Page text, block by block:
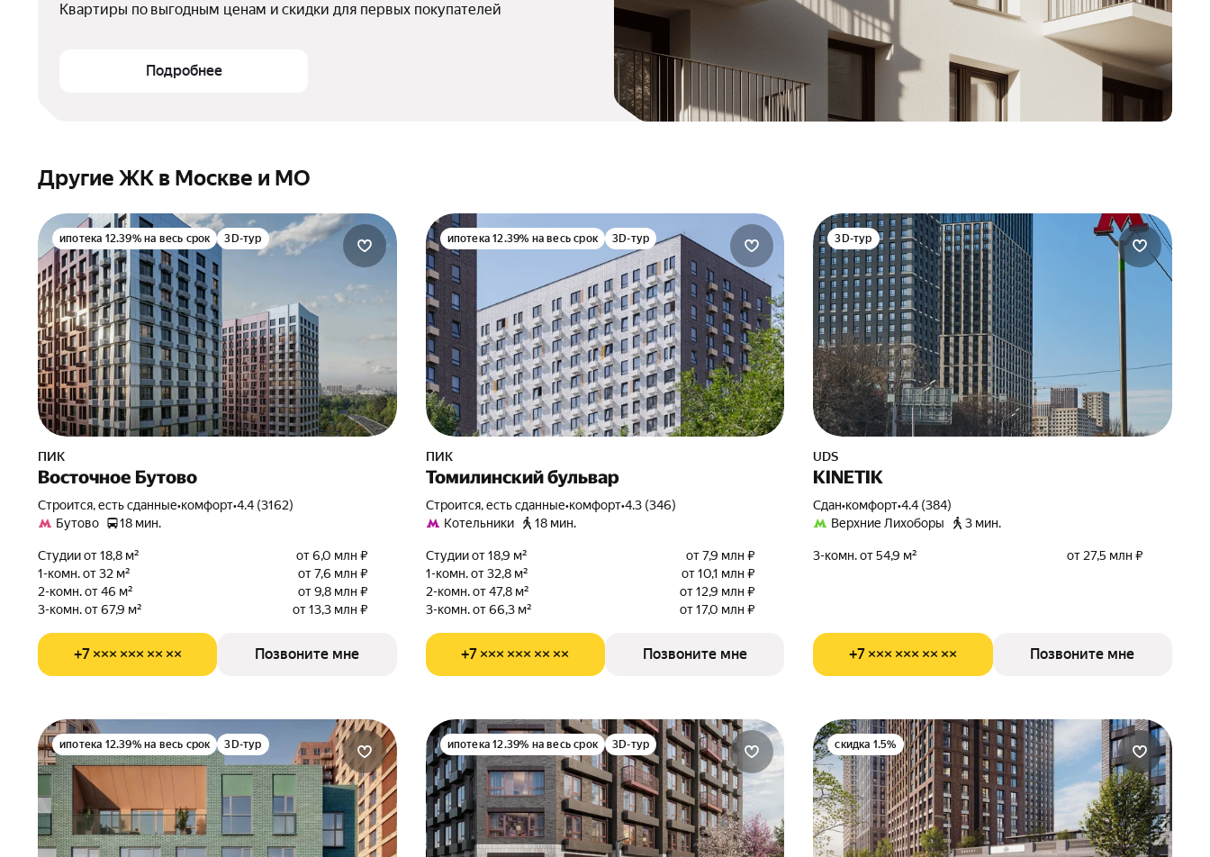
Квартиры по выгодным ценам и скидки для первых покупателей
Подробнее
Другие ЖК в Москве и МО
ипотека 12.39% на весь срок 3D-тур
ПИК
Восточное Бутово
Строится, есть сданные•комфорт•4.4 (3162)
Бутово
18 мин.
Студии от 18,8 м²
от 6,0 млн ₽
1-комн. от 32 м²
от 7,6 млн ₽
2-комн. от 46 м²
от 9,8 млн ₽
3-комн. от 67,9 м²
от 13,3 млн ₽
+7 ××× ××× ×× ×× Позвоните мне
ипотека 12.39% на весь срок 3D-тур
ПИК
Томилинский бульвар
Строится, есть сданные•комфорт•4.3 (346)
Котельники
18 мин.
Студии от 18,9 м²
от 7,9 млн ₽
1-комн. от 32,8 м²
от 10,1 млн ₽
2-комн. от 47,8 м²
от 12,9 млн ₽
3-комн. от 66,3 м²
от 17,0 млн ₽
+7 ××× ××× ×× ×× Позвоните мне
3D-тур
UDS
KINETIK
Сдан•комфорт•4.4 (384)
Верхние Лихоборы
3 мин.
3-комн. от 54,9 м² от 27,5 млн ₽
+7 ××× ××× ×× ×× Позвоните мне
ипотека 12.39% на весь срок 3D-тур ипотека 12.39% на весь срок 3D-тур скидка 1.5%